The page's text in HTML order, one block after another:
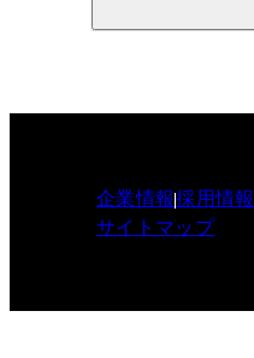
企業情報採用情報
サイトマップ